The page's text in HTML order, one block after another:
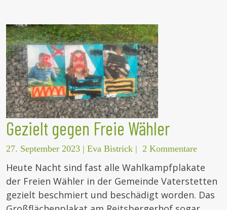
Gezielt gegen Freie Wähler
27. September 2023 | Eva Bistrick | 2 Kommentare
Heute Nacht sind fast alle Wahlkampfplakate
der Freien Wähler in der Gemeinde Vaterstetten
gezielt beschmiert und beschädigt worden. Das